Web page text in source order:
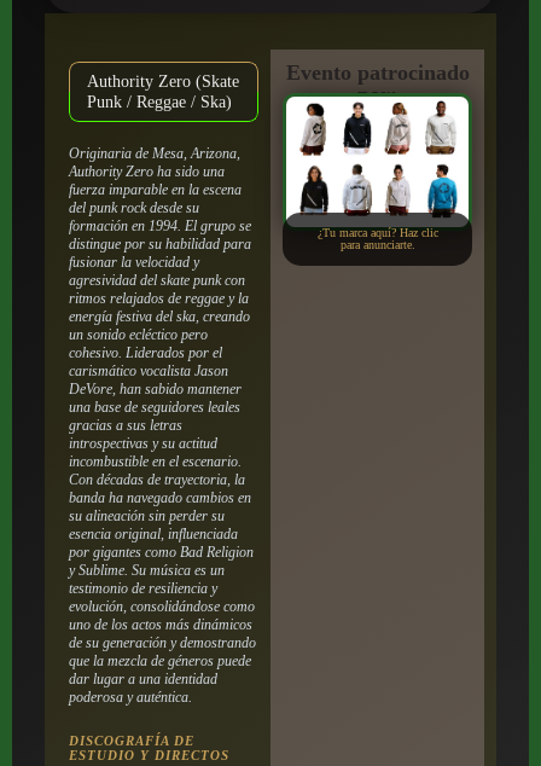
Authority Zero (Skate
Punk / Reggae / Ska)
Originaria de Mesa, Arizona,
Authority Zero ha sido una
fuerza imparable en la escena
del punk rock desde su
formación en 1994. El grupo se
distingue por su habilidad para
fusionar la velocidad y
agresividad del skate punk con
ritmos relajados de reggae y la
energía festiva del ska, creando
un sonido ecléctico pero
cohesivo. Liderados por el
carismático vocalista Jason
DeVore, han sabido mantener
una base de seguidores leales
gracias a sus letras
introspectivas y su actitud
incombustible en el escenario.
Con décadas de trayectoria, la
banda ha navegado cambios en
su alineación sin perder su
esencia original, influenciada
por gigantes como Bad Religion
y Sublime. Su música es un
testimonio de resiliencia y
evolución, consolidándose como
uno de los actos más dinámicos
de su generación y demostrando
que la mezcla de géneros puede
dar lugar a una identidad
poderosa y auténtica.
DISCOGRAFÍA DE
ESTUDIO Y DIRECTOS
Evento patrocinado
por:
¿Tu marca aquí? Haz clic
para anunciarte.